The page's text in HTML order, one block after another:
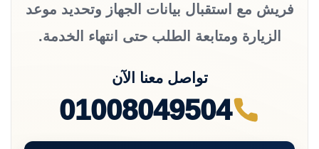
فريش مع استقبال بيانات الجهاز وتحديد موعد
الزيارة ومتابعة الطلب حتى انتهاء الخدمة.
تواصل معنا الآن
01008049504